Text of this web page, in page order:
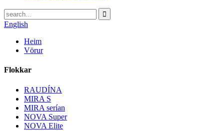
English
Heim
Vörur
Flokkar
RAUDÍNA
MIRA S
MIRA serían
NOVA Super
NOVA Elite